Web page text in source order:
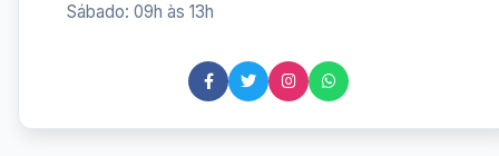
Sábado: 09h às 13h